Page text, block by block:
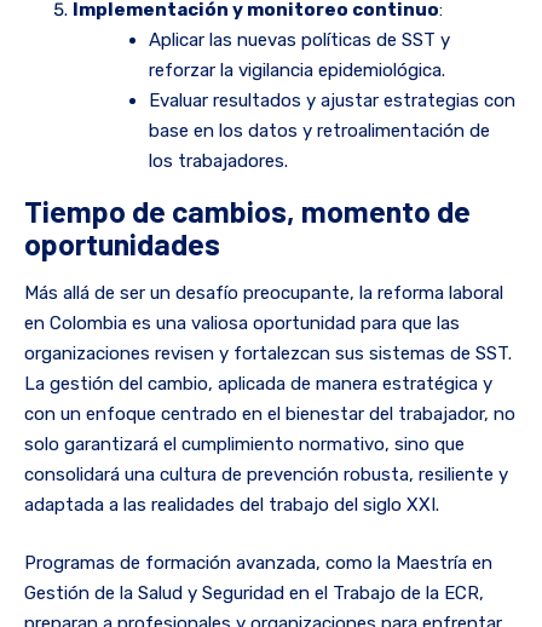
Implementación y monitoreo continuo:
Aplicar las nuevas políticas de SST y
reforzar la vigilancia epidemiológica.
Evaluar resultados y ajustar estrategias con
base en los datos y retroalimentación de
los trabajadores.
Tiempo de cambios, momento de
oportunidades
Más allá de ser un desafío preocupante, la reforma laboral
en Colombia es una valiosa oportunidad para que las
organizaciones revisen y fortalezcan sus sistemas de SST.
La gestión del cambio, aplicada de manera estratégica y
con un enfoque centrado en el bienestar del trabajador, no
solo garantizará el cumplimiento normativo, sino que
consolidará una cultura de prevención robusta, resiliente y
adaptada a las realidades del trabajo del siglo XXI.
Programas de formación avanzada, como la Maestría en
Gestión de la Salud y Seguridad en el Trabajo de la ECR,